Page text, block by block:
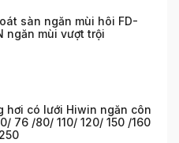
sàn ngăn mùi hôi FD-
ngăn mùi vượt trội
hơi có lưới Hiwin ngăn côn
76 /80/ 110/ 120/ 150 /160